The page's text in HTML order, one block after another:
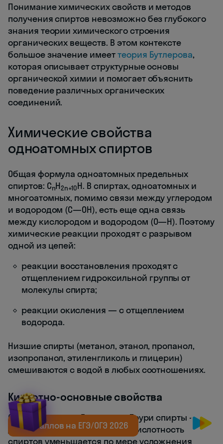
+20 баллов на ЕГЭ/ОГЭ 2026
Понимание химических свойств и методов
получения спиртов невозможно без глубокого
знания теории химического строения
органических веществ. В этом контексте
большое значение имееттеория Бутлерова,
которая описывает структурные основы
органической химии и помогает объяснить
поведение различных органических
соединений.
Химические свойства
одноатомных спиртов
Общая формула одноатомных предельных
спиртов: CnH2n+1OH. В спиртах, одноатомных и
многоатомных, помимо связи между углеродом
и водородом (С—ОН), есть еще одна связь
между кислородом и водородом (О—Н). Поэтому
химические реакции проходят с разрывом
одной из цепей:
реакции восстановления проходят с
отщеплением гидроксильной группы от
молекулы спирта;
реакции окисления — с отщеплением
водорода.
Низшие спирты (метанол, этанол, пропанол,
изопропанол, этиленгликоль и глицерин)
смешиваются с водой в любых соотношениях.
Кислотно-основные свойства
Согласно теории Бренстеда-Лоури спирты —
достаточно слабые кислоты. Кислотность
спиртов уменьшается по мере усложнения